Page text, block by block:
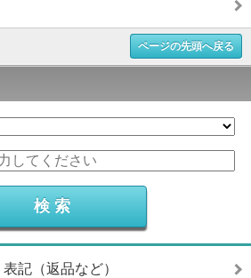
ページの先頭へ戻る
記（返品など）